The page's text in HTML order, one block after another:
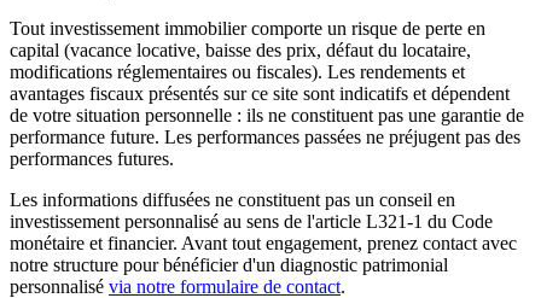
Tout investissement immobilier comporte un risque de perte en
capital (vacance locative, baisse des prix, défaut du locataire,
modifications réglementaires ou fiscales). Les rendements et
avantages fiscaux présentés sur ce site sont indicatifs et dépendent
de votre situation personnelle : ils ne constituent pas une garantie de
performance future. Les performances passées ne préjugent pas des
performances futures.
Les informations diffusées ne constituent pas un conseil en
investissement personnalisé au sens de l'article L321-1 du Code
monétaire et financier. Avant tout engagement, prenez contact avec
notre structure pour bénéficier d'un diagnostic patrimonial
personnalisé via notre formulaire de contact.